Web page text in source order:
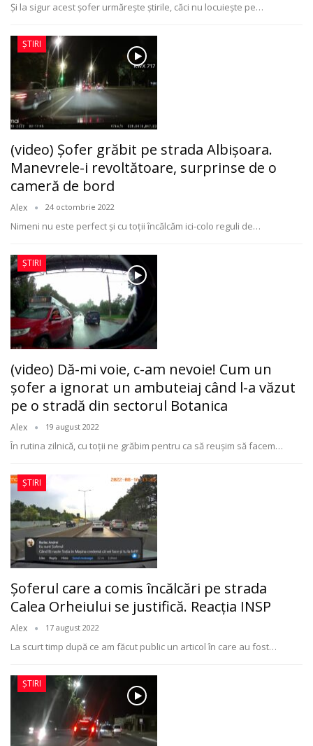
Şi la sigur acest şofer urmărește știrile, căci nu locuieşte pe…
ȘTIRI
(video) Şofer grăbit pe strada Albişoara.
Manevrele-i revoltătoare, surprinse de o
cameră de bord
Alex 24 octombrie 2022
Nimeni nu este perfect şi cu toții încălcăm ici-colo reguli de…
ȘTIRI
(video) Dă-mi voie, c-am nevoie! Cum un
şofer a ignorat un ambuteiaj când l-a văzut
pe o stradă din sectorul Botanica
Alex 19 august 2022
În rutina zilnică, cu toţii ne grăbim pentru ca să reuşim să facem…
ȘTIRI
Şoferul care a comis încălcări pe strada
Calea Orheiului se justifică. Reacţia INSP
Alex 17 august 2022
La scurt timp după ce am făcut public un articol în care au fost…
ȘTIRI